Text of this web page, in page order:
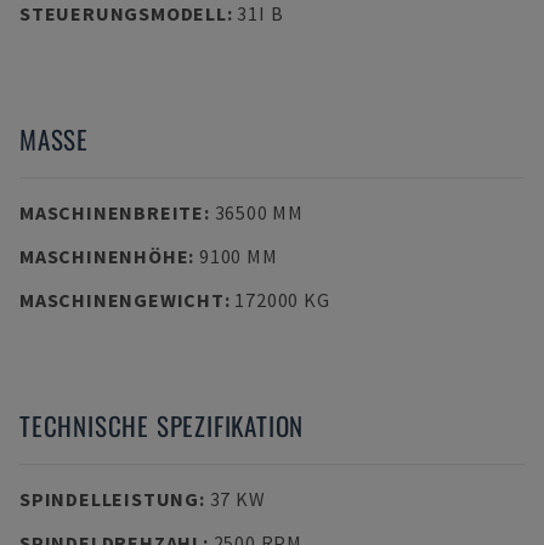
STEUERUNGSMODELL: 31I B
MASSE
MASCHINENBREITE: 36500 MM
MASCHINENHÖHE: 9100 MM
MASCHINENGEWICHT: 172000 KG
TECHNISCHE SPEZIFIKATION
SPINDELLEISTUNG: 37 KW